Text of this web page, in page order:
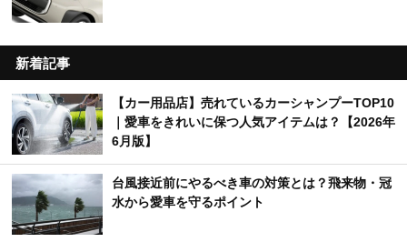
新着記事
【カー用品店】売れているカーシャンプーTOP10
｜愛車をきれいに保つ人気アイテムは？【2026年
6月版】
台風接近前にやるべき車の対策とは？飛来物・冠
水から愛車を守るポイント